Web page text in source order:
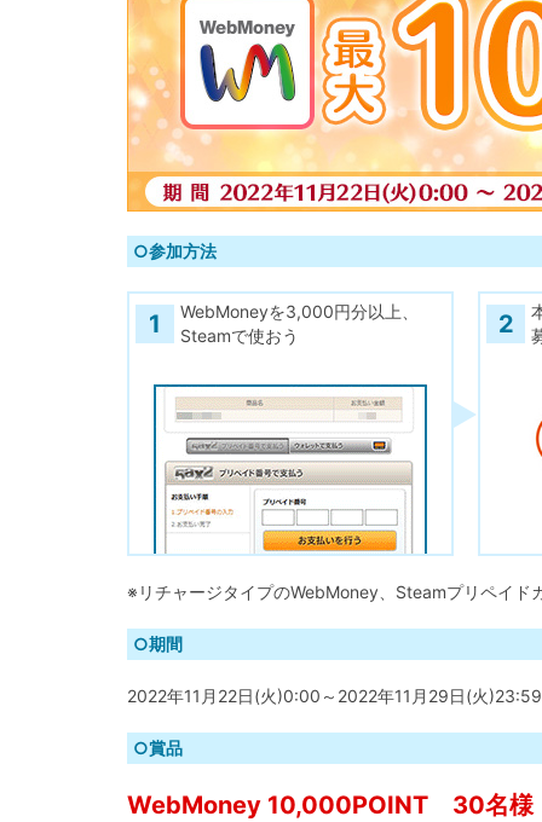
○参加方法
1
WebMoneyを3,000円分以上、
Steamで使おう
2
※リチャージタイプのWebMoney、Steamプリペイド
○期間
2022年11月22日(火)0:00～2022年11月29日(火)23:59
○賞品
WebMoney 10,000POINT 30名様